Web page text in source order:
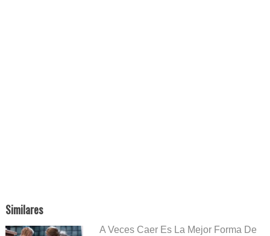
Similares
A Veces Caer Es La Mejor Forma De